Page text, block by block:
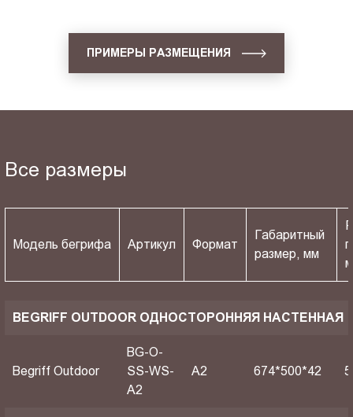
ПРИМЕРЫ РАЗМЕЩЕНИЯ
Все размеры
Модель бегрифа Артикул Формат
Габаритный
размер, мм
BEGRIFF OUTDOOR ОДНОСТОРОННЯЯ НАСТЕННАЯ
Begriff Outdoor
BG-O-
SS-WS-
A2
A2 674*500*42